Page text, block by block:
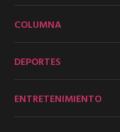
COLUMNA
DEPORTES
ENTRETENIMIENTO